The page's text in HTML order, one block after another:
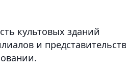
культовых зданий
и